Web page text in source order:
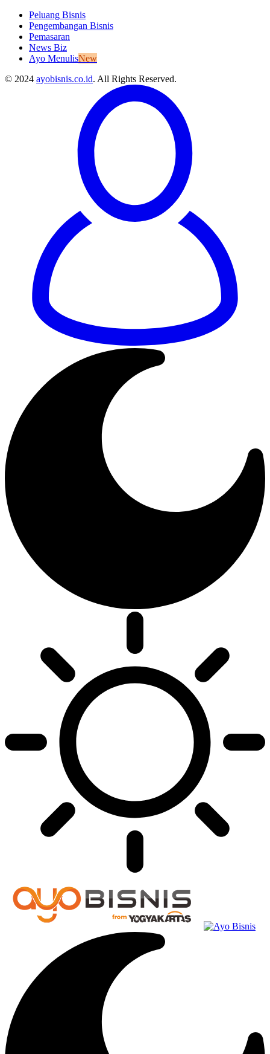
Peluang Bisnis
Pengembangan Bisnis
Pemasaran
News Biz
Ayo MenulisNew
© 2024 ayobisnis.co.id. All Rights Reserved.